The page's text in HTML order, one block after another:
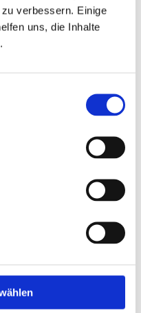
verbessern. Einige
uns, die Inhalte
einenEinblick in
digitalen Betrieb.
und Marina
mit der digitalen
verändert haben.